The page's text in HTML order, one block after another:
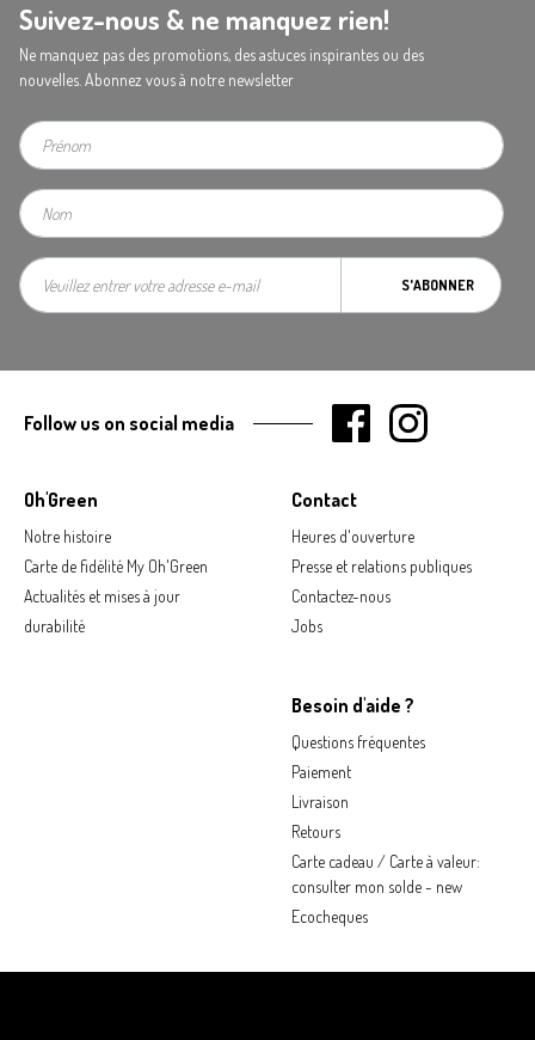
Suivez-nous & ne manquez rien!
Ne manquez pas des promotions, des astuces inspirantes ou des
nouvelles. Abonnez vous à notre newsletter
S'ABONNER
Oh'Green
Notre histoire
Carte de fidélité My Oh'Green
Actualités et mises à jour
durabilité
Contact
Heures d'ouverture
Presse et relations publiques
Contactez-nous
Jobs
Besoin d'aide ?
Questions fréquentes
Paiement
Livraison
Retours
Carte cadeau / Carte à valeur:
consulter mon solde - new
Ecocheques
Follow us on social media